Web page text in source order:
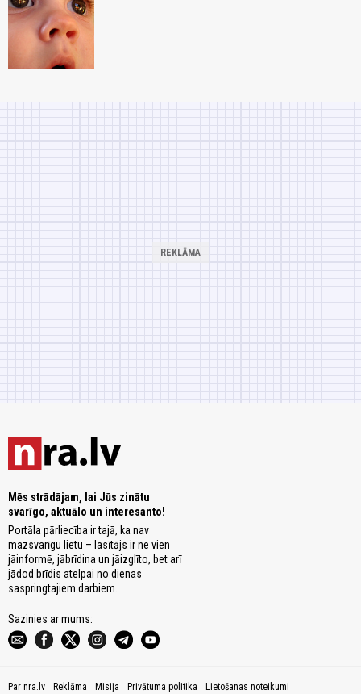
Mēs strādājam, lai Jūs zinātu
svarīgo, aktuālo un interesanto!
Portāla pārliecība ir tajā, ka nav
mazsvarīgu lietu – lasītājs ir ne vien
jāinformē, jābrīdina un jāizglīto, bet arī
jādod brīdis atelpai no dienas
saspringtajiem darbiem.
Sazinies ar mums:
Par nra.lv Reklāma Misija Privātuma politika Lietošanas noteikumi